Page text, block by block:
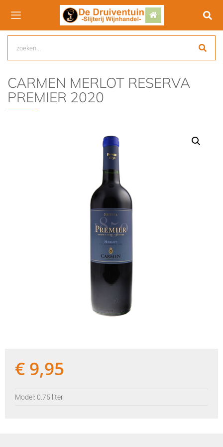
CARMEN MERLOT RESERVA
PREMIER 2020
€ 9,95
Model: 0.75 liter